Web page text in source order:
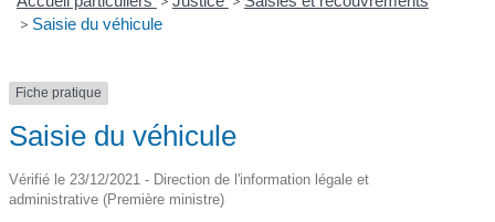
> Saisie du véhicule
Fiche pratique
Saisie du véhicule
Vérifié le 23/12/2021 - Direction de l'information légale et
administrative (Première ministre)